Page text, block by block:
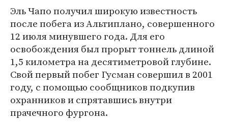
Эль Чапо получил широкую известность
после побега из Альтиплано, совершенного
12 июля минувшего года. Для его
освобождения был прорыт тоннель длиной
1,5 километра на десятиметровой глубине.
Свой первый побег Гусман совершил в 2001
году, с помощью сообщников подкупив
охранников и спрятавшись внутри
прачечного фургона.